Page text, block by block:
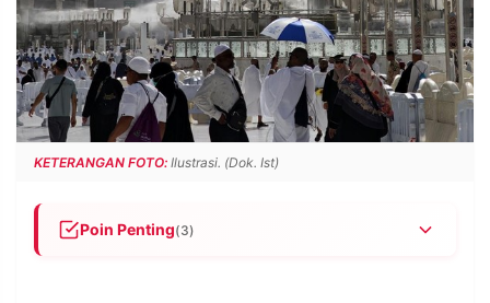
INFORMASI
PRIVACY
POLICY
BERITA
WARGA
INFORMASI
IKLAN
KIRIM
TULISAN
PENGADUAN TERM
KETERANGAN FOTO: Ilustrasi. (Dok. Ist)
Poin Penting(3)